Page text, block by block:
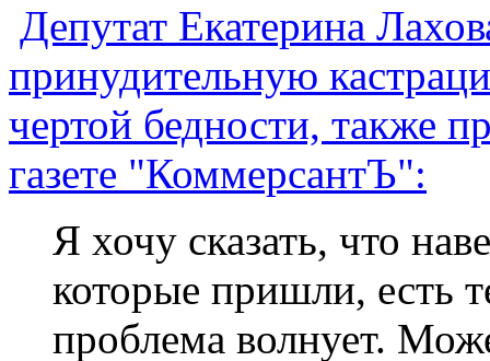
Депутат Екатерина
принудительную
чертой бедности, также
газете "КоммерсантЪ":
Я хочу сказать, что
которые пришли, есть
проблема волнует.